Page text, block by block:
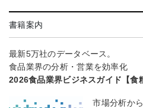
書籍案内
最新5万社のデータベース。
食品業界の分析・営業を効率化
2026食品業界ビジネスガイド【食
市場分析か